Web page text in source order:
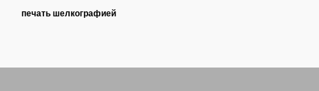
печать шелкографией